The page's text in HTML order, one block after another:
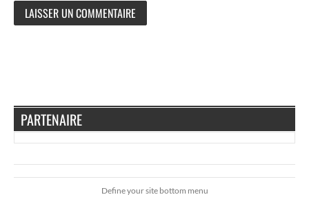
PARTENAIRE
Define your site bottom menu